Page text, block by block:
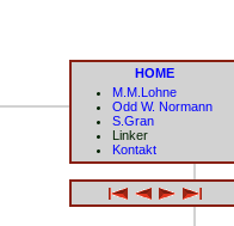
HOME
M.M.Lohne
Odd W. Normann
S.Gran
Linker
Kontakt